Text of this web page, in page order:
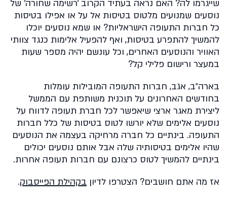
שייגרמו לה? האם נראה בעתיד הקרוב ׳רשימה שחורה׳ של
נוסעים שמנועים מלטוס בטיסות אל על או אפילו בטיסות
כל חברות התעופה הישראליות? או שמא נוסעים יוכלו
להמשיך להתפרע בטיסות, ואף להפעיל אלימות כנגד צוותי
האוויר והנוסעים האחרים, וכל עונשם יהיה מספר שעות
במעצר ורישום פלילי קל?
בארה״ב, אגב, חברות התעופה המובילות עומלות
בחודשים האחרונים על תוכנית משותפת עם הממשל
ליצירת מאגר ארצי שיאפשר לכל חברת תעופה לדווח על
נוסעים אלימים שלא יורשו לטוס בטיסות של כלל חברות
התעופה. בינתיים כל חברה מרחיקה בעצמה את הנוסעים
שהיו אלימים בטיסותיה שלה אבל אותם נוסעים יכולים
בינתיים להמשיך לטוס כרצונם עם חברות תעופה אחרות.
אז מה אתם חושבים? הצטרפו לדיון בקהילת הפייסבוק.